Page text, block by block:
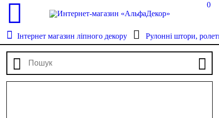
0
Інтернет магазин ліпного декору Рулонні штори,